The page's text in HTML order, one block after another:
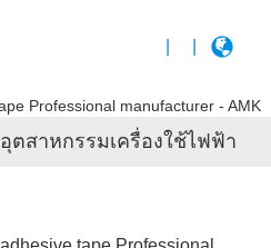
อุตสาหกรรมเครื่องใช้ไฟฟ้า